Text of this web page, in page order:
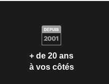
+ de 20 ans
à vos côtés